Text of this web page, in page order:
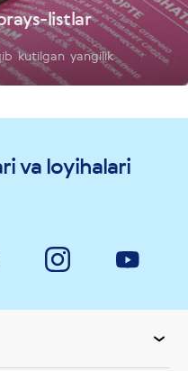
listlar
kutilgan yangilik
va loyihalari